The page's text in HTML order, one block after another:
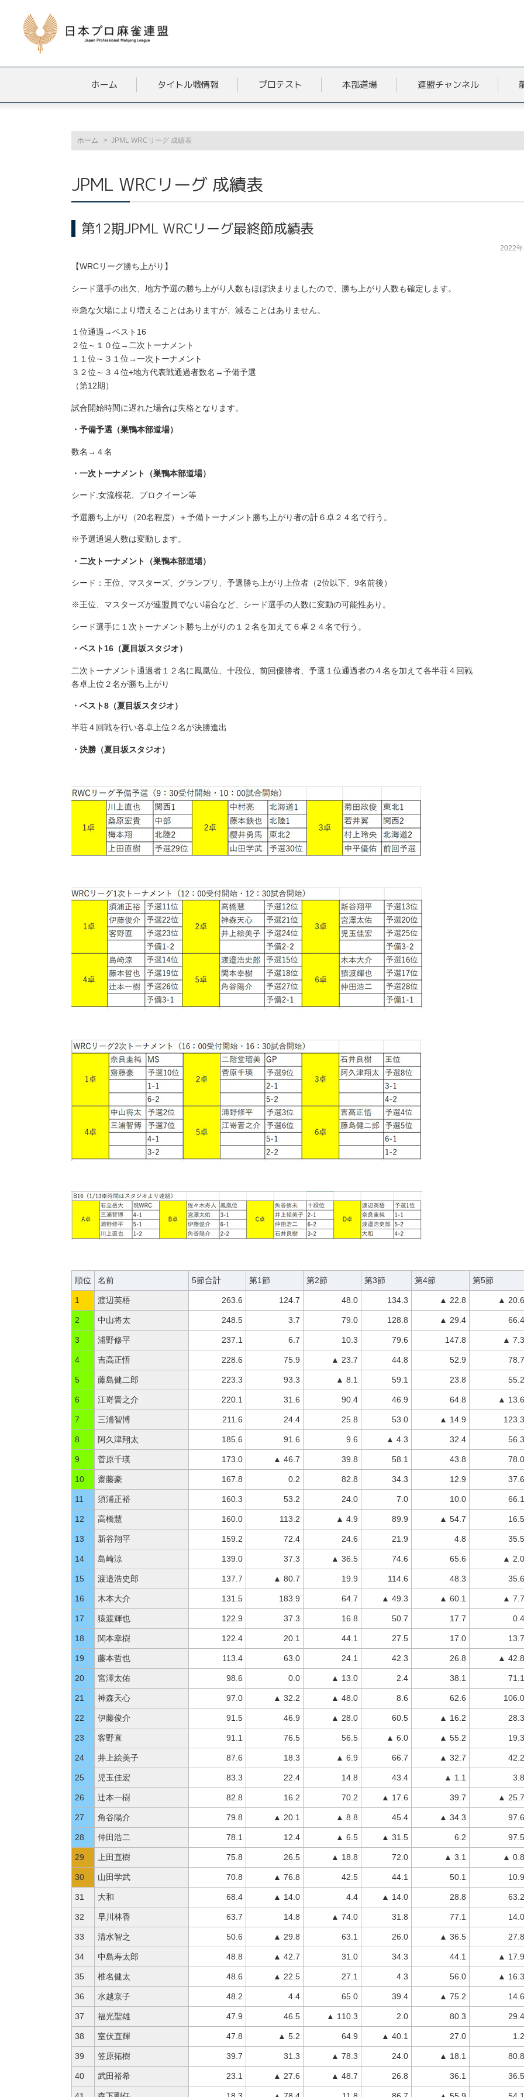
ホーム タイトル戦情報 プロテスト 本部道場 連盟チャンネル
ホーム JPML WRCリーグ 成績表
JPML WRCリーグ 成績表
第12期JPML WRCリーグ最終節成績表
2022
【WRCリーグ勝ち上がり】
シード選手の出欠、地方予選の勝ち上がり人数もほぼ決まりましたので、勝ち上がり人数も確定します。
※急な欠場により増えることはありますが、減ることはありません。
１位通過→ベスト16
２位～１０位→二次トーナメント
１１位～３１位→一次トーナメント
３２位～３４位+地方代表戦通過者数名→予備予選
（第12期）
試合開始時間に遅れた場合は失格となります。
・予備予選（巣鴨本部道場）
数名→４名
・一次トーナメント（巣鴨本部道場）
シード:女流桜花、プロクイーン等
予選勝ち上がり（20名程度）＋予備トーナメント勝ち上がり者の計６卓２４名で行う。
※予選通過人数は変動します。
・二次トーナメント（巣鴨本部道場）
シード：王位、マスターズ、グランプリ、予選勝ち上がり上位者（2位以下、9名前後）
※王位、マスターズが連盟員でない場合など、シード選手の人数に変動の可能性あり。
シード選手に１次トーナメント勝ち上がりの１２名を加えて６卓２４名で行う。
・ベスト16（夏目坂スタジオ）
二次トーナメント通過者１２名に鳳凰位、十段位、前回優勝者、予選１位通過者の４名を加えて各半荘４回戦
各卓上位２名が勝ち上がり
・ベスト8（夏目坂スタジオ）
半荘４回戦を行い各卓上位２名が決勝進出
・決勝（夏目坂スタジオ）
順位 名前 5節合計 第1節 第2節 第3節 第4節 第5節
1 渡辺英梧 263.6 124.7 48.0 134.3 ▲ 22.8 ▲ 20.6
2 中山将太 248.5 3.7 79.0 128.8 ▲ 29.4 66.4
3 浦野修平 237.1 6.7 10.3 79.6 147.8 ▲ 7.3
4 吉高正悟 228.6 75.9 ▲ 23.7 44.8 52.9 78.7
5 藤島健二郎 223.3 93.3 ▲ 8.1 59.1 23.8 55.2
6 江嵜晋之介 220.1 31.6 90.4 46.9 64.8 ▲ 13.6
7 三浦智博 211.6 24.4 25.8 53.0 ▲ 14.9 123.3
8 阿久津翔太 185.6 91.6 9.6 ▲ 4.3 32.4 56.3
9 菅原千瑛 173.0 ▲ 46.7 39.8 58.1 43.8 78.0
10 齋藤豪 167.8 0.2 82.8 34.3 12.9 37.6
11 須浦正裕 160.3 53.2 24.0 7.0 10.0 66.1
12 高橋慧 160.0 113.2 ▲ 4.9 89.9 ▲ 54.7 16.5
13 新谷翔平 159.2 72.4 24.6 21.9 4.8 35.5
14 島崎涼 139.0 37.3 ▲ 36.5 74.6 65.6 ▲ 2.0
15 渡邉浩史郎 137.7 ▲ 80.7 19.9 114.6 48.3 35.6
16 木本大介 131.5 183.9 64.7 ▲ 49.3 ▲ 60.1 ▲ 7.7
17 猿渡輝也 122.9 37.3 16.8 50.7 17.7 0.4
18 関本幸樹 122.4 20.1 44.1 27.5 17.0 13.7
19 藤本哲也 113.4 63.0 24.1 42.3 26.8 ▲ 42.8
20 宮澤太佑 98.6 0.0 ▲ 13.0 2.4 38.1 71.1
21 神森天心 97.0 ▲ 32.2 ▲ 48.0 8.6 62.6 106.0
22 伊藤俊介 91.5 46.9 ▲ 28.0 60.5 ▲ 16.2 28.3
23 客野直 91.1 76.5 56.5 ▲ 6.0 ▲ 55.2 19.3
24 井上絵美子 87.6 18.3 ▲ 6.9 66.7 ▲ 32.7 42.2
25 児玉佳宏 83.3 22.4 14.8 43.4 ▲ 1.1 3.8
26 辻本一樹 82.8 16.2 70.2 ▲ 17.6 39.7 ▲ 25.7
27 角谷陽介 79.8 ▲ 20.1 ▲ 8.8 45.4 ▲ 34.3 97.6
28 仲田浩二 78.1 12.4 ▲ 6.5 ▲ 31.5 6.2 97.5
29 上田直樹 75.8 26.5 ▲ 18.8 72.0 ▲ 3.1 ▲ 0.8
30 山田学武 70.8 ▲ 76.8 42.5 44.1 50.1 10.9
31 大和 68.4 ▲ 14.0 4.4 ▲ 14.0 28.8 63.2
32 早川林香 63.7 14.8 ▲ 74.0 31.8 77.1 14.0
33 清水智之 50.6 ▲ 29.8 63.1 26.0 ▲ 36.5 27.8
34 中島寿太郎 48.8 ▲ 42.7 31.0 34.3 44.1 ▲ 17.9
35 椎名健太 48.6 ▲ 22.5 27.1 4.3 56.0 ▲ 16.3
36 水越京子 48.2 4.4 65.0 39.4 ▲ 75.2 14.6
37 福光聖雄 47.9 46.5 ▲ 110.3 2.0 80.3 29.4
38 室伏直輝 47.8 ▲ 5.2 64.9 ▲ 40.1 27.0 1.2
39 笠原拓樹 39.7 31.3 ▲ 78.3 24.0 ▲ 18.1 80.8
40 武田裕希 23.1 ▲ 27.6 ▲ 48.7 26.8 36.1 36.5